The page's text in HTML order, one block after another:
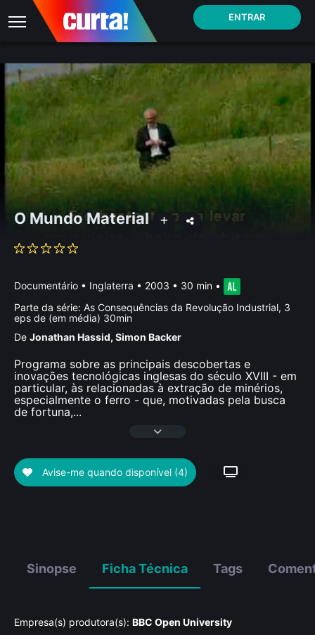
ENTRAR
O Mundo Material
Documentário • Inglaterra • 2003 • 30 min •
Parte da série: As Consequências da Revolução Industrial, 3
eps de (em média) 30min
De Jonathan Hassid, Simon Backer
Programa sobre as principais descobertas e
inovações tecnológicas inglesas do século XVIII - em
particular, às relacionadas à extração de minérios,
especialmente o ferro - que, motivadas pela busca
de fortuna,...
Avise-me quando disponível (4)
Sinopse Ficha Técnica Tags
Empresa(s) produtora(s): BBC Open University